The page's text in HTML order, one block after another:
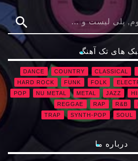
search
های تک آهنگ
CLASSICAL
COUNTRY
DANCE
FOLK
FUNK
HARD ROCK
JAZZ
METAL
NU METAL
POP
R&B
RAP
REGGAE
SOUL
SYNTH-POP
TRAP
درباره ما